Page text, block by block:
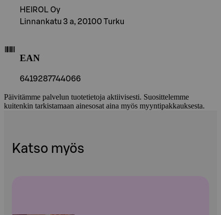
HEIROL Oy
Linnankatu 3 a, 20100 Turku
EAN
6419287744066
Päivitämme palvelun tuotetietoja aktiivisesti. Suosittelemme
kuitenkin tarkistamaan ainesosat aina myös myyntipakkauksesta.
Katso myös